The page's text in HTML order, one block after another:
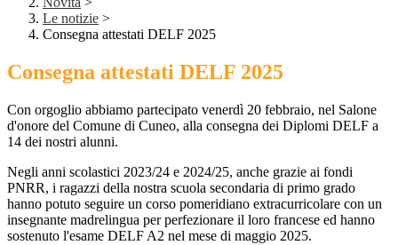
Le notizie >
Consegna attestati DELF 2025
Consegna attestati DELF 2025
Con orgoglio abbiamo partecipato venerdì 20 febbraio, nel Salone
d'onore del Comune di Cuneo, alla consegna dei Diplomi DELF a
14 dei nostri alunni.
Negli anni scolastici 2023/24 e 2024/25, anche grazie ai fondi
PNRR, i ragazzi della nostra scuola secondaria di primo grado
hanno potuto seguire un corso pomeridiano extracurricolare con un
insegnante madrelingua per perfezionare il loro francese ed hanno
sostenuto l'esame DELF A2 nel mese di maggio 2025.